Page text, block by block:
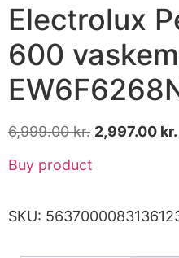
Electrolux
600
6,999.00kr. 2,997.00 kr.
Buy product
SKU: